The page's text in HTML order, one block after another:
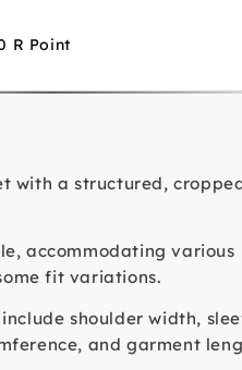
R Point
with a structured,
accommodating various
fit variations.
shoulder width,
and garment